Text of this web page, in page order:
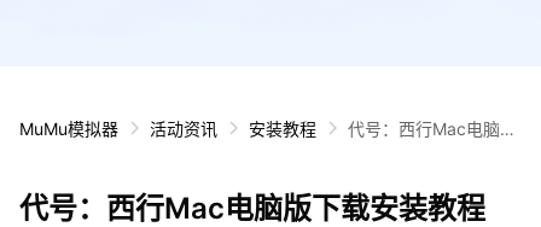
MuMu模拟器 活动资讯 安装教程
代号：西行Mac电脑版
代号：西行Mac电脑版下载安装教程